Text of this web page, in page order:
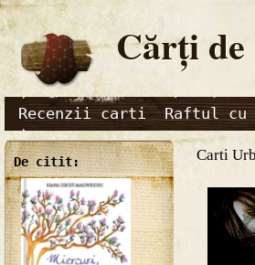
Cărţi
Recenzii carti Raftul
De citit: Carti